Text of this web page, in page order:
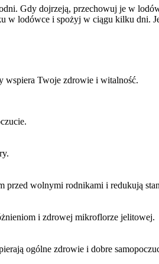
Gdy dojrzeją, przechowuj je w
lodówce i spożyj w ciągu kilku dni.
wspiera Twoje zdrowie i witalność.
przed wolnymi rodnikami i redukują
i zdrowej mikroflorze jelitowej.
ogólne zdrowie i dobre